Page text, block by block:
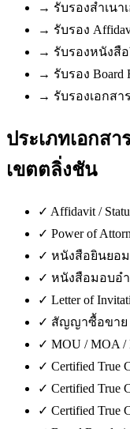
→ รับรองสำเนา
→ รับรอง
→ รับรองหนังสื
→ รับรอง
→ รับรองเอกสา
ประเภทเอกส
เขตตลิ่งชัน
✓ Affidavit /
✓ Power of
✓ หนังสือยินยอม
✓ หนังสือมอบอำ
✓ Letter of
✓ สัญญาซื้อขาย /
✓ MOU / MOA /
✓ Certified True
✓ Certified True
✓ Certified True